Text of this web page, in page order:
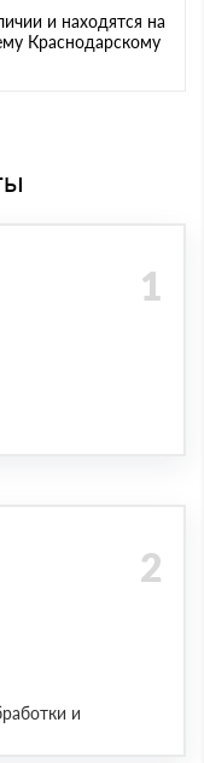
и находятся на
Краснодарскому
и